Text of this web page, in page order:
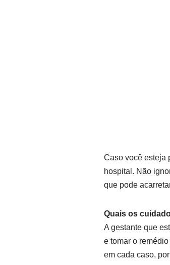
Caso você esteja
hospital. Não
que pode
Quais os
A gestante que
e tomar o
em cada caso,